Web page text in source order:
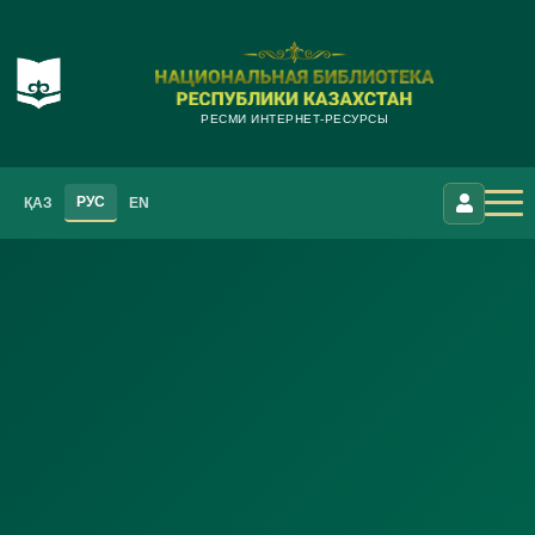
РЕСМИ ИНТЕРНЕТ-РЕСУРСЫ
ҚАЗ РУС EN